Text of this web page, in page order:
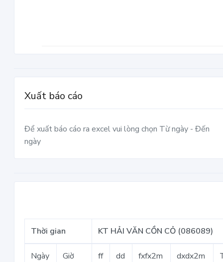
Xuất báo cáo
Để xuất báo cáo ra excel vui lòng chọn Từ ngày - Đến
ngày
Thời gian KT HẢI VĂN CỒN CỎ (086089)
Ngày Giờ ff dd fxfx2m dxdx2m